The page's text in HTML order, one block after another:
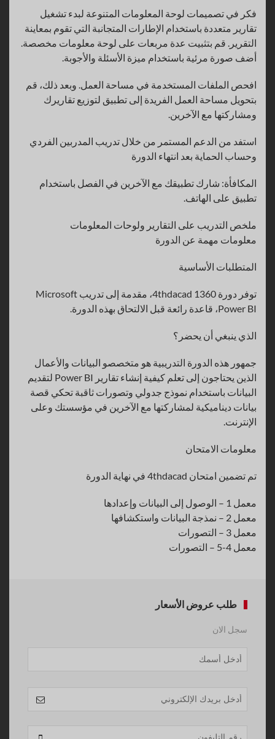
فكر في تصميمات لوحة المعلومات المتنوعة لبدء تشغيل
تقارير متعددة باستخدام الإطارات المتجانبة التي تقوم بمعاينة
التقرير. قم بتثبيت عدة مربعات على لوحة معلومات مخصصة.
أضف صورة مرئية باستخدام ميزة الأسئلة والأجوبة.
افحص الملفات المستخدمة في مساحة العمل. وبعد ذلك، قم
بتحويل مساحة العمل الفريدة إلى تطبيق لتوزيع تقاريرك
ومشاركتها مع الآخرين.
استفد من الدعم المستمر من خلال تدريب المدربين الفردي
وحساب الحماية بعد انتهاء الدورة
المكافأة: شارك تطبيقك مع الآخرين في الفصل باستخدام
تطبيق على الهاتف.
ملخص التدريب على التقارير ولوحات المعلومات
معلومات مهمة عن الدورة
المتطلبات الأساسية
توفر دورة 4thdacad 1360، مقدمة إلى تدريب Microsoft
Power BI، قاعدة رائعة قبل الالتحاق بهذه الدورة.
الذي ينبغي أن يحضر؟
جمهور هذه الدورة التدريبية هو متخصصو البيانات والأعمال
الذين يحتاجون إلى تعلم كيفية إنشاء تقارير Power BI لتقديم
البيانات باستخدام نموذج جدولي وتصورات ثاقبة تحكي قصة
بيانات ديناميكية لمشاركتها مع الآخرين في مؤسستك وعلى
الإنترنت.
معلومات الامتحان
تم تضمين امتحان 4thdacad في نهاية الدورة
معمل 1 – الوصول إلى البيانات وإعدادها
معمل 2 – نمذجة البيانات واستكشافها
معمل 3 – التصورات
معمل 4-5 – التصورات
طلب عروض الأسعار
سجل الان